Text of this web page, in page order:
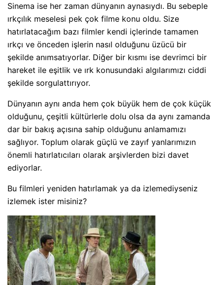
Sinema ise her zaman dünyanın aynasıydı. Bu sebeple
ırkçılık meselesi pek çok filme konu oldu. Size
hatırlatacağım bazı filmler kendi içlerinde tamamen
ırkçı ve önceden işlerin nasıl olduğunu üzücü bir
şekilde anımsatıyorlar. Diğer bir kısmı ise devrimci bir
hareket ile eşitlik ve ırk konusundaki algılarımızı ciddi
şekilde sorgulattırıyor.
Dünyanın aynı anda hem çok büyük hem de çok küçük
olduğunu, çeşitli kültürlerle dolu olsa da aynı zamanda
dar bir bakış açısına sahip olduğunu anlamamızı
sağlıyor. Toplum olarak güçlü ve zayıf yanlarımızın
önemli hatırlatıcıları olarak arşivlerden bizi davet
ediyorlar.
Bu filmleri yeniden hatırlamak ya da izlemediyseniz
izlemek ister misiniz?